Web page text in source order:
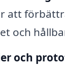
att
och
och